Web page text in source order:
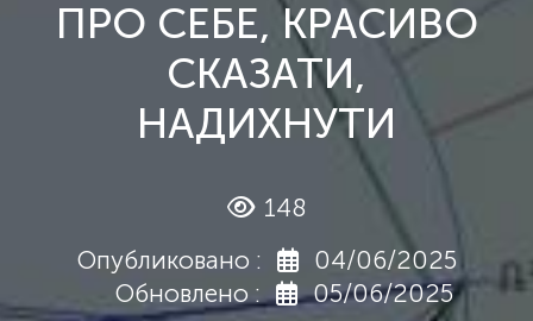
ПРО СЕБЕ, КРАСИВО
СКАЗАТИ,
НАДИХНУТИ
148
Опубликовано :
04/06/2025
Обновлено :
05/06/2025